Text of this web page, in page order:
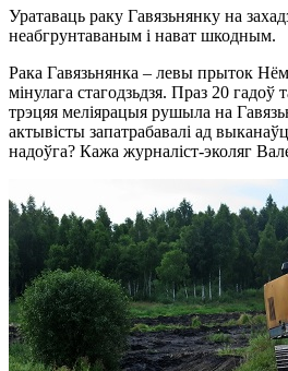
Уратаваць раку Гавязьнянку на
неабгрунтаваным і нават шкодным.
Рака Гавязьнянка – левы прыток
мінулага стагодзьдзя. Праз 20
трэцяя меліярацыя рушыла на
актывісты запатрабавалі ад
надоўга? Кажа журналіст-эколяг